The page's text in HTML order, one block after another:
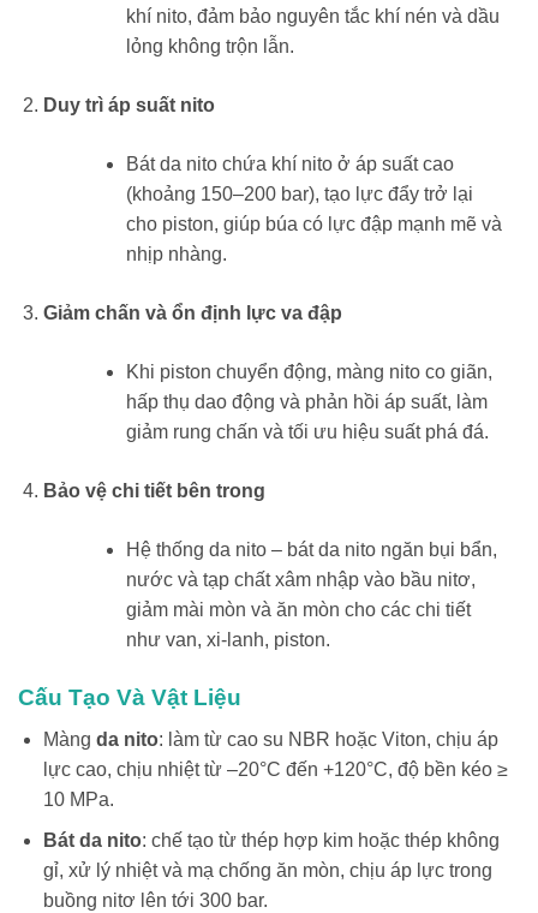
khí nito, đảm bảo nguyên tắc khí nén và dầu
lỏng không trộn lẫn.
Duy trì áp suất nito
Bát da nito chứa khí nito ở áp suất cao
(khoảng 150–200 bar), tạo lực đẩy trở lại
cho piston, giúp búa có lực đập mạnh mẽ và
nhịp nhàng.
Giảm chấn và ổn định lực va đập
Khi piston chuyển động, màng nito co giãn,
hấp thụ dao động và phản hồi áp suất, làm
giảm rung chấn và tối ưu hiệu suất phá đá.
Bảo vệ chi tiết bên trong
Hệ thống da nito – bát da nito ngăn bụi bẩn,
nước và tạp chất xâm nhập vào bầu nitơ,
giảm mài mòn và ăn mòn cho các chi tiết
như van, xi-lanh, piston.
Cấu Tạo Và Vật Liệu
Màng da nito: làm từ cao su NBR hoặc Viton, chịu áp
lực cao, chịu nhiệt từ –20°C đến +120°C, độ bền kéo ≥
10 MPa.
Bát da nito: chế tạo từ thép hợp kim hoặc thép không
gỉ, xử lý nhiệt và mạ chống ăn mòn, chịu áp lực trong
buồng nitơ lên tới 300 bar.